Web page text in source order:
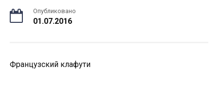
Опубликовано
01.07.2016
Французский клафути